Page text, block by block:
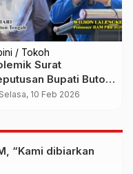
/ Tokoh
Surat
Bupati Buton
dan
Selasa, 10 Feb 2026
“Kami dibiarkan